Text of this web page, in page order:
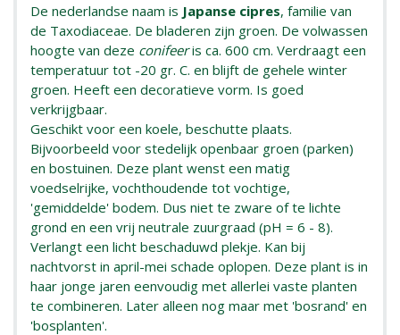
De nederlandse naam is Japanse cipres, familie van
de Taxodiaceae. De bladeren zijn groen. De volwassen
hoogte van deze conifeeris ca. 600 cm. Verdraagt een
temperatuur tot -20 gr. C. en blijft de gehele winter
groen. Heeft een decoratieve vorm. Is goed
verkrijgbaar.
Geschikt voor een koele, beschutte plaats.
Bijvoorbeeld voor stedelijk openbaar groen (parken)
en bostuinen. Deze plant wenst een matig
voedselrijke, vochthoudende tot vochtige,
'gemiddelde' bodem. Dus niet te zware of te lichte
grond en een vrij neutrale zuurgraad (pH = 6 - 8).
Verlangt een licht beschaduwd plekje. Kan bij
nachtvorst in april-mei schade oplopen. Deze plant is in
haar jonge jaren eenvoudig met allerlei vaste planten
te combineren. Later alleen nog maar met 'bosrand' en
'bosplanten'.